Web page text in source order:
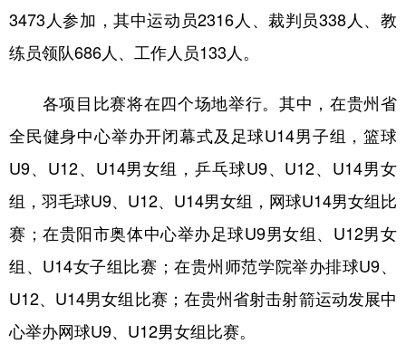
3473人参加，其中运动员2316人、裁判员338人、教
练员领队686人、工作人员133人。
各项目比赛将在四个场地举行。其中，在贵州省
全民健身中心举办开闭幕式及足球U14男子组，篮球
U9、U12、U14男女组，乒乓球U9、U12、U14男女
组，羽毛球U9、U12、U14男女组，网球U14男女组比
赛；在贵阳市奥体中心举办足球U9男女组、U12男女
组、U14女子组比赛；在贵州师范学院举办排球U9、
U12、U14男女组比赛；在贵州省射击射箭运动发展中
心举办网球U9、U12男女组比赛。